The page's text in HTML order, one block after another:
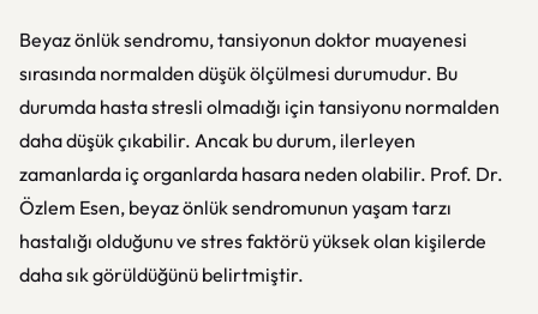
Beyaz önlük sendromu, tansiyonun doktor muayenesi
sırasında normalden düşük ölçülmesi durumudur. Bu
durumda hasta stresli olmadığı için tansiyonu normalden
daha düşük çıkabilir. Ancak bu durum, ilerleyen
zamanlarda iç organlarda hasara neden olabilir. Prof. Dr.
Özlem Esen, beyaz önlük sendromunun yaşam tarzı
hastalığı olduğunu ve stres faktörü yüksek olan kişilerde
daha sık görüldüğünü belirtmiştir.